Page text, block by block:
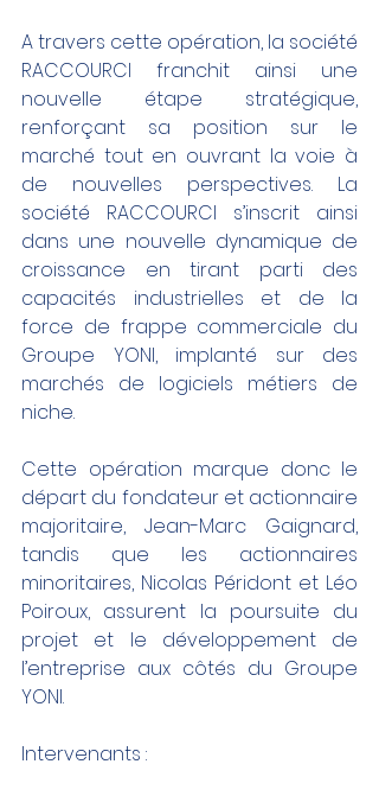
A travers cette opération, la société
RACCOURCI franchit ainsi une
nouvelle étape stratégique,
renforçant sa position sur le
marché tout en ouvrant la voie à
de nouvelles perspectives. La
société RACCOURCI s’inscrit ainsi
dans une nouvelle dynamique de
croissance en tirant parti des
capacités industrielles et de la
force de frappe commerciale du
Groupe YONI, implanté sur des
marchés de logiciels métiers de
niche.
Cette opération marque donc le
départ du fondateur et actionnaire
majoritaire, Jean-Marc Gaignard,
tandis que les actionnaires
minoritaires, Nicolas Péridont et Léo
Poiroux, assurent la poursuite du
projet et le développement de
l’entreprise aux côtés du Groupe
YONI.
Intervenants :